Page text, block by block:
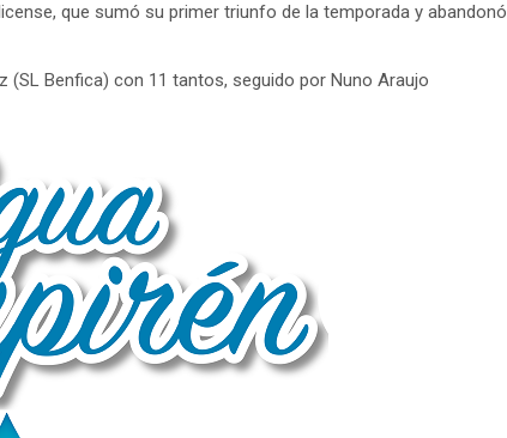
que sumó su primer triunfo de la temporada y abandonó
Benfica) con 11 tantos, seguido por Nuno Araujo